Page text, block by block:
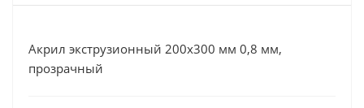
Акрил экструзионный 200х300 мм 0,8 мм,
прозрачный